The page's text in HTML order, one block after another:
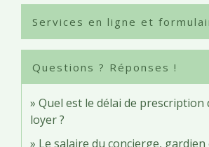
Services en ligne et
Questions ? Réponses !
Quel est le délai de prescription
loyer ?
Le salaire du concierge, gardien